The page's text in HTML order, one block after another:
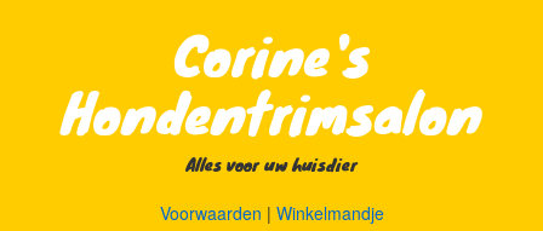
Corine's
Hondentrimsalon
Alles voor uw huisdier
Voorwaarden | Winkelmandje